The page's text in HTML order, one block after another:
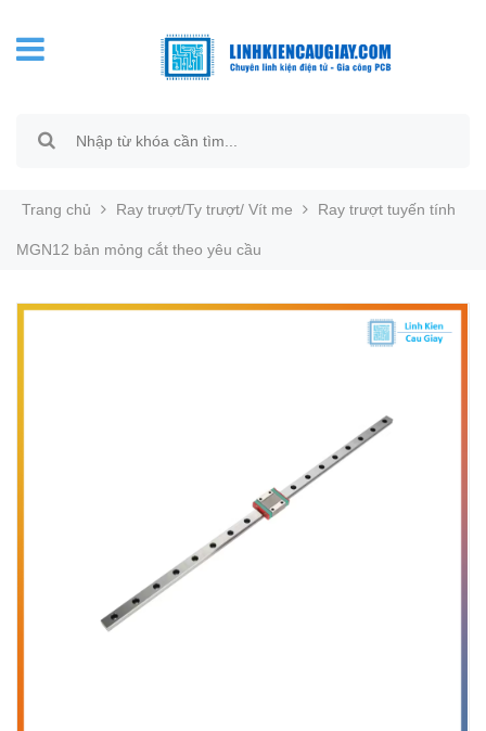
Trang chủ Ray trượt/Ty trượt/ Vít me Ray trượt tuyến tính
MGN12 bản mỏng cắt theo yêu cầu